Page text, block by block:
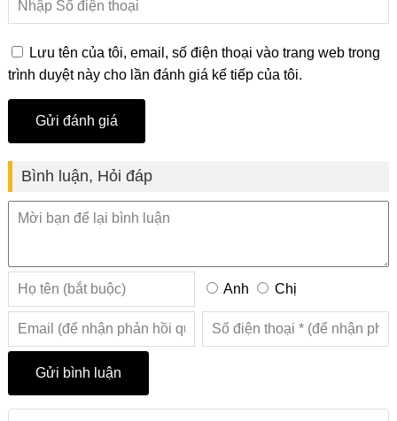
Lưu tên của tôi, email, số điện thoại vào trang web trong
trình duyệt này cho lần đánh giá kế tiếp của tôi.
Bình luận, Hỏi đáp
Anh Chị